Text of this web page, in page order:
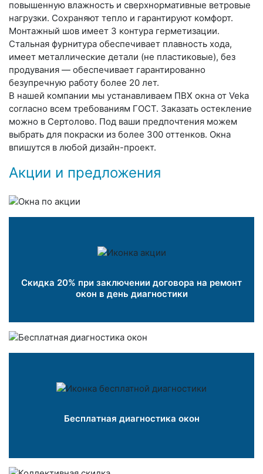
повышенную влажность и сверхнормативные ветровые
нагрузки. Сохраняют тепло и гарантируют комфорт.
Монтажный шов имеет 3 контура герметизации.
Стальная фурнитура обеспечивает плавность хода,
имеет металлические детали (не пластиковые), без
продувания — обеспечивает гарантированно
безупречную работу более 20 лет.
В нашей компании мы устанавливаем ПВХ окна от Veka
согласно всем требованиям ГОСТ. Заказать остекление
можно в Сертолово. Под ваши предпочтения можем
выбрать для покраски из более 300 оттенков. Окна
впишутся в любой дизайн-проект.
Акции и предложения
Скидка 20% при заключении договора на ремонт
окон в день диагностики
Бесплатная диагностика окон